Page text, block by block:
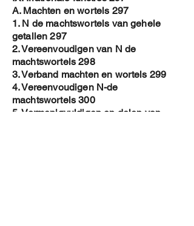
A. Machten en wortels 297
1. N de machtswortels van gehele
getallen 297
2. Vereenvoudigen van N de
machtswortels 298
3. Verband machten en wortels 299
4. Vereenvoudigen N-de
machtswortels 300
5. Vermenigvuldigen en delen van